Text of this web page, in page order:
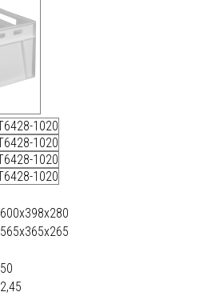
600х398х280
565х365х265
50
2,45